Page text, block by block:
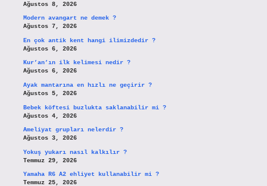
Ağustos 8, 2026
Modern avangart ne demek ?
Ağustos 7, 2026
En çok antik kent hangi ilimizdedir ?
Ağustos 6, 2026
Kur’an’ın ilk kelimesi nedir ?
Ağustos 6, 2026
Ayak mantarına en hızlı ne geçirir ?
Ağustos 5, 2026
Bebek köftesi buzlukta saklanabilir mi ?
Ağustos 4, 2026
Ameliyat grupları nelerdir ?
Ağustos 3, 2026
Yokuş yukarı nasıl kalkılır ?
Temmuz 29, 2026
Yamaha R6 A2 ehliyet kullanabilir mi ?
Temmuz 25, 2026